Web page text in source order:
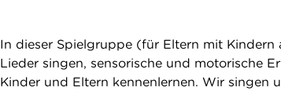
In dieser Spielgruppe (für Eltern mit
Lieder singen, sensorische und motorische
Kinder und Eltern kennenlernen. Wir singen